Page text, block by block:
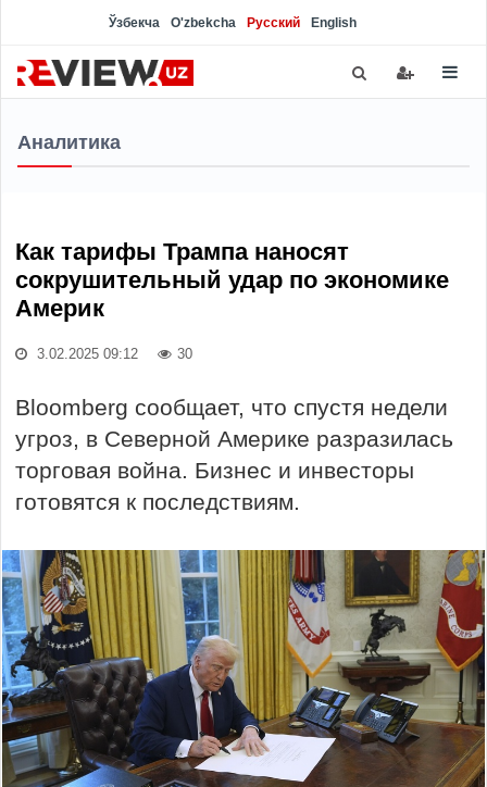
Ўзбекча O'zbekcha Русский English
Аналитика
Как тарифы Трампа наносят
сокрушительный удар по экономике
Америк
3.02.2025 09:12 30
Bloomberg сообщает, что спустя недели
угроз, в Северной Америке разразилась
торговая война. Бизнес и инвесторы
готовятся к последствиям.